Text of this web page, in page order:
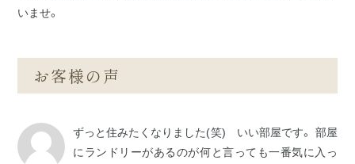
いませ。
お客様の声
ずっと住みたくなりました(笑) いい部屋です。 部屋
にランドリーがあるのが何と言っても一番気に入っ